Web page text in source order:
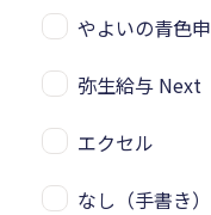
やよいの青色
弥生給与 Next
エクセル
なし（手書き）